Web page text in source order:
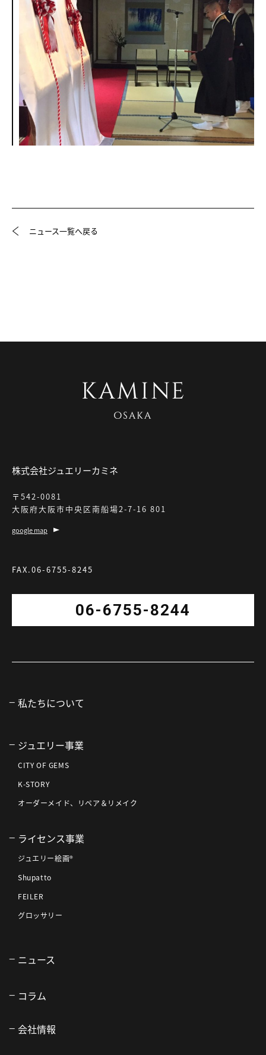
ニュース一覧へ戻る
株式会社ジュエリーカミネ
〒542-0081
大阪府大阪市中央区南船場2-7-16 801
google map
FAX.06-6755-8245
06-6755-8244
私たちについて
ジュエリー事業
CITY OF GEMS
K-STORY
オーダーメイド、リペア＆リメイク
ライセンス事業
ジュエリー絵画®
Shupatto
FEILER
グロッサリー
ニュース
コラム
会社情報